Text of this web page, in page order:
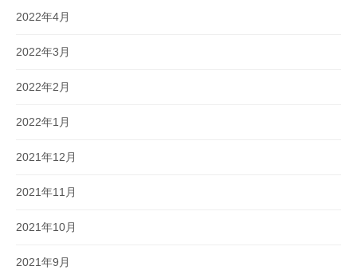
2022年4月
2022年3月
2022年2月
2022年1月
2021年12月
2021年11月
2021年10月
2021年9月